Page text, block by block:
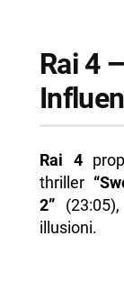
Rai 4
Rai 4
thriller
2”(23:05),
illusioni.